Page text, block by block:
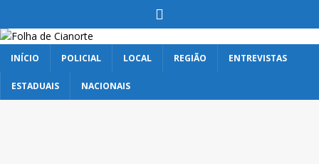
INÍCIO POLICIAL LOCAL REGIÃO ENTREVISTAS
ESTADUAIS NACIONAIS